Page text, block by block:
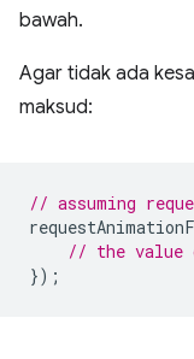
bawah.
Agar tidak ada
maksud:
// assuming
// the value
});